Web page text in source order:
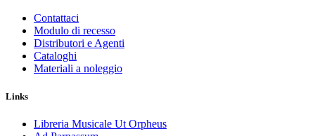
Contattaci
Modulo di recesso
Distributori e Agenti
Cataloghi
Materiali a noleggio
Links
Libreria Musicale Ut Orpheus